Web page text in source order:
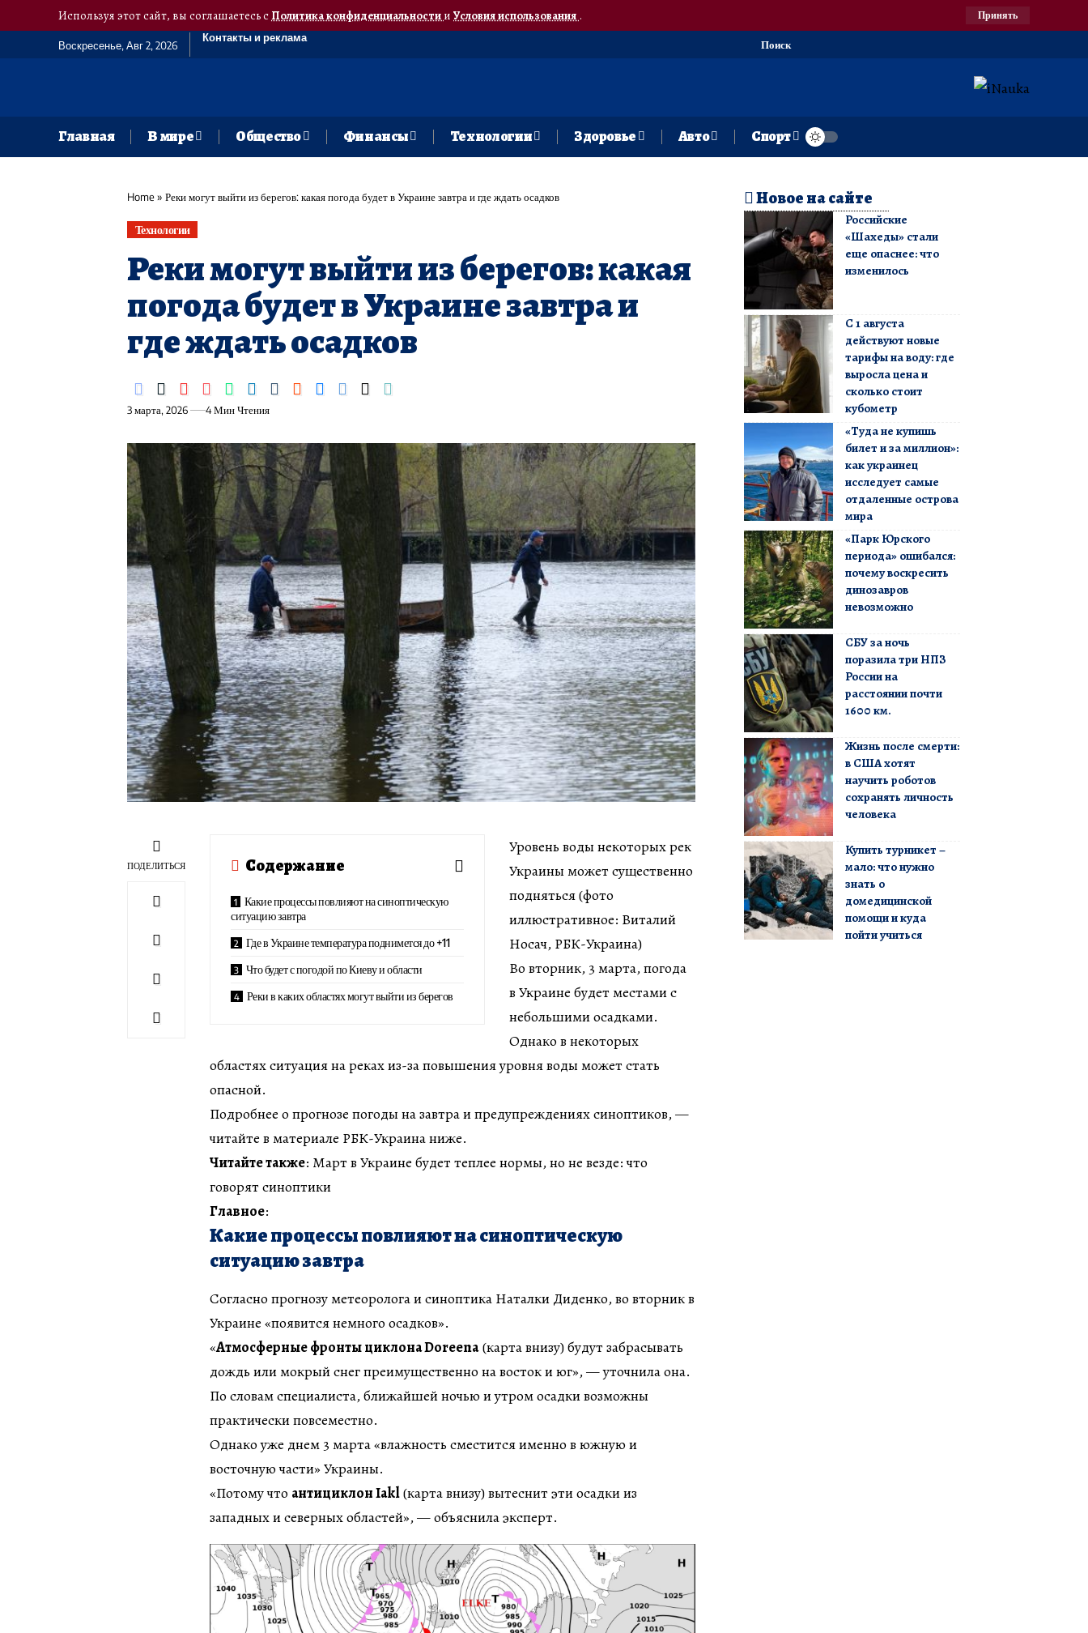
Используя этот сайт, вы соглашаетесь сПолитика конфиденциальностии Условия использования. Принять
Воскресенье, Авг 2, 2026
Контакты и реклама
Поиск
Главная В мире Общество Финансы Технологии Здоровье Авто Спорт
Home» Реки могут выйти из берегов: какая погода будет в Украине завтра и где ждать осадков
Технологии
Реки могут выйти из берегов: какая
погода будет в Украине завтра и
где ждать осадков
3 марта, 2026 4 Мин Чтения
ПОДЕЛИТЬСЯ Содержание
Какие процессы повлияют на синоптическую
ситуацию завтра
Где в Украине температура поднимется до +11
Что будет с погодой по Киеву и области
Реки в каких областях могут выйти из берегов
Уровень воды некоторых рек
Украины может существенно
подняться (фото
иллюстративное: Виталий
Носач, РБК-Украина)
Во вторник, 3 марта, погода
в Украине будет местами с
небольшими осадками.
Однако в некоторых
областях ситуация на реках из-за повышения уровня воды может стать
опасной.
Подробнее о прогнозе погоды на завтра и предупреждениях синоптиков, —
читайте в материале РБК-Украина ниже.
Читайте также: Март в Украине будет теплее нормы, но не везде: что
говорят синоптики
Главное:
Какие процессы повлияют на синоптическую
ситуацию завтра
Согласно прогнозу метеоролога и синоптика Наталки Диденко, во вторник в
Украине «появится немного осадков».
«Атмосферные фронты циклона Doreena(карта внизу) будут забрасывать
дождь или мокрый снег преимущественно на восток и юг», — уточнила она.
По словам специалиста, ближайшей ночью и утром осадки возможны
практически повсеместно.
Однако уже днем 3 марта «влажность сместится именно в южную и
восточную части» Украины.
«Потому что антициклон Iakl(карта внизу) вытеснит эти осадки из
западных и северных областей», — объяснила эксперт.
Новое на сайте
Российские
«Шахеды» стали
еще опаснее: что
изменилось
С 1 августа
действуют новые
тарифы на воду: где
выросла цена и
сколько стоит
кубометр
«Туда не купишь
билет и за миллион»:
как украинец
исследует самые
отдаленные острова
мира
«Парк Юрского
периода» ошибался:
почему воскресить
динозавров
невозможно
СБУ за ночь
поразила три НПЗ
России на
расстоянии почти
1600 км.
Жизнь после смерти:
в США хотят
научить роботов
сохранять личность
человека
Купить турникет –
мало: что нужно
знать о
домедицинской
помощи и куда
пойти учиться